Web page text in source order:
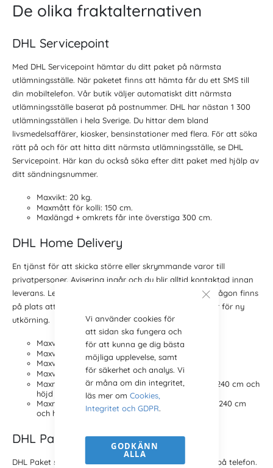
Vi använder cookies för
att sidan ska fungera och
för att kunna ge dig bästa
möjliga upplevelse, samt
för säkerhet och analys. Vi
är måna om din integritet,
läs mer om Cookies,
Integritet och GDPR.
GODKÄNN
ALLA
De olika fraktalternativen
DHL Servicepoint
Med DHL Servicepoint hämtar du ditt paket på närmsta
utlämningsställe. När paketet finns att hämta får du ett SMS till
din mobiltelefon. Vår butik väljer automatiskt ditt närmsta
utlämningsställe baserat på postnummer. DHL har nästan 1 300
utlämningsställen i hela Sverige. Du hittar dem bland
livsmedelsaffärer, kiosker, bensinstationer med flera. För att söka
rätt på och för att hitta ditt närmsta utlämningsställe, se DHL
Servicepoint. Här kan du också söka efter ditt paket med hjälp av
ditt sändningsnummer.
Maxvikt: 20 kg.
Maxmått för kolli: 150 cm.
Maxlängd + omkrets får inte överstiga 300 cm.
DHL Home Delivery
En tjänst för att skicka större eller skrymmande varor till
privatpersoner. Avisering ingår och du blir alltid kontaktad innan
leverans. Levereras under dagtid, så det är viktigt att någon finns
på plats att ta mot paketet, annars tillkommer avgifter för ny
utkörning.
Maxvikt per kolli: 1 000 kg.
Maxvikt per sändning: 2 500 kg.
Maxvolym per kolli: 3,57 m3.
Maxvolym per sändning: 8,93 m3.
Maxmått för kolli < 50 kg: Längd 599 cm, bredd 240 cm och
höjd 220 cm.
Maxmått för kolli >= 50 kg: Längd 299 cm bredd 240 cm
och höjd 220 cm.
DHL Paket
DHL Paket skickas hem till din dörr och aviseras innan på telefon.